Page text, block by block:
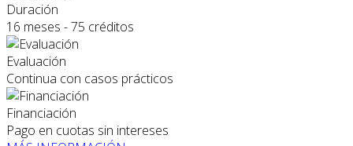
Duración
16 meses - 75 créditos
Evaluación
Continua con casos prácticos
Financiación
Pago en cuotas sin intereses